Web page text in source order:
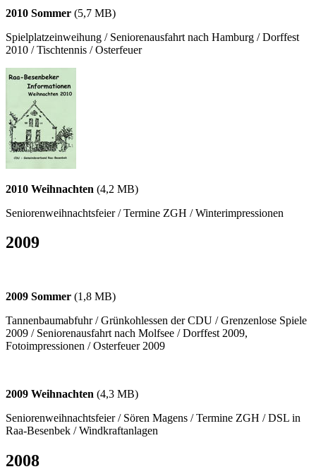
2010 Sommer (5,7 MB)
Spielplatzeinweihung / Seniorenausfahrt nach Hamburg / Dorffest
2010 / Tischtennis / Osterfeuer
2010 Weihnachten (4,2 MB)
Seniorenweihnachtsfeier / Termine ZGH / Winterimpressionen
2009
2009 Sommer (1,8 MB)
Tannenbaumabfuhr / Grünkohlessen der CDU / Grenzenlose Spiele
2009 / Seniorenausfahrt nach Molfsee / Dorffest 2009,
Fotoimpressionen / Osterfeuer 2009
2009 Weihnachten (4,3 MB)
Seniorenweihnachtsfeier / Sören Magens / Termine ZGH / DSL in
Raa-Besenbek / Windkraftanlagen
2008